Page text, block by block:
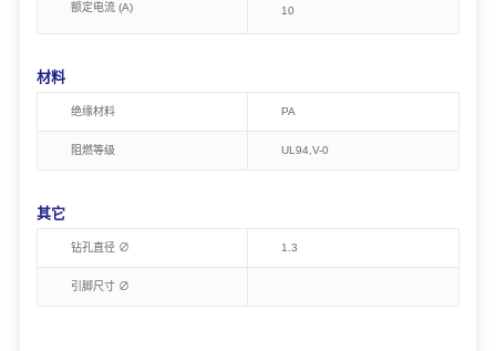
额定电流 (A) 10
材料
绝缘材料 PA
阻燃等级 UL94,V-0
其它
钻孔直径 ∅ 1.3
引脚尺寸 ∅